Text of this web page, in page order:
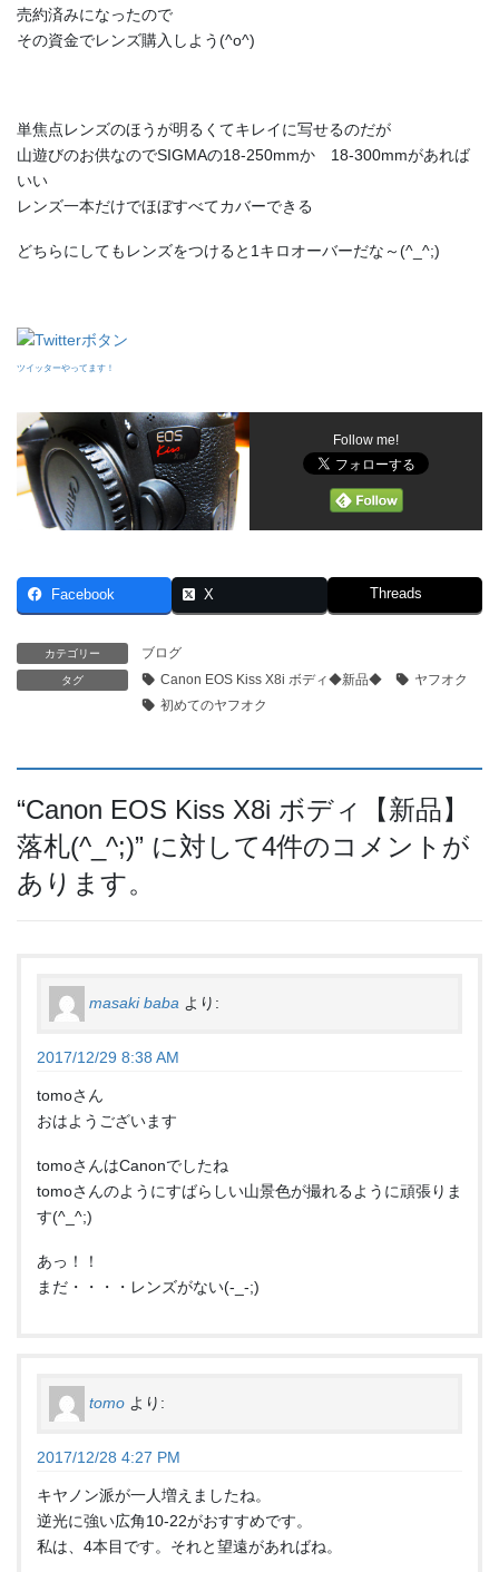
売約済みになったので
その資金でレンズ購入しよう(^o^)
単焦点レンズのほうが明るくてキレイに写せるのだが
山遊びのお供なのでSIGMAの18-250mmか 18-300mmがあれば
いい
レンズ一本だけでほぼすべてカバーできる
どちらにしてもレンズをつけると1キロオーバーだな～(^_^;)
ツイッターやってます！
Follow me!
Facebook X Threads
カテゴリー ブログ
タグ Canon EOS Kiss X8i ボディ◆新品◆
ヤフオク
初めてのヤフオク
“Canon EOS Kiss X8i ボディ【新品】
落札(^_^;)” に対して4件のコメントが
あります。
masaki baba より:
2017/12/29 8:38 AM
tomoさん
おはようございます
tomoさんはCanonでしたね
tomoさんのようにすばらしい山景色が撮れるように頑張りま
す(^_^;)
あっ！！
まだ・・・・レンズがない(-_-;)
tomo より:
2017/12/28 4:27 PM
キヤノン派が一人増えましたね。
逆光に強い広角10-22がおすすめです。
私は、4本目です。それと望遠があればね。